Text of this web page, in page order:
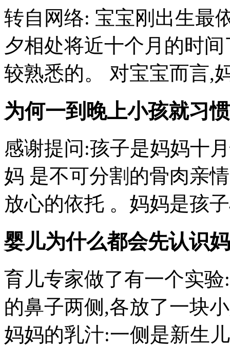
转自网络: 宝宝刚出生最
夕相处将近十个月的时
较熟悉的。 对宝宝而言,
为何一到晚上小孩就习
感谢提问:孩子是妈妈十
妈 是不可分割的骨肉亲
放心的依托 。妈妈是孩
婴儿为什么都会先认识
育儿专家做了有一个实
的鼻子两侧,各放了一块
妈妈的乳汁:一侧是新生